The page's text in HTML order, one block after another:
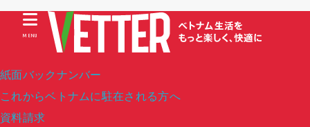
紙面バックナンバー
これからベトナムに駐在される方へ
資料請求
MENU